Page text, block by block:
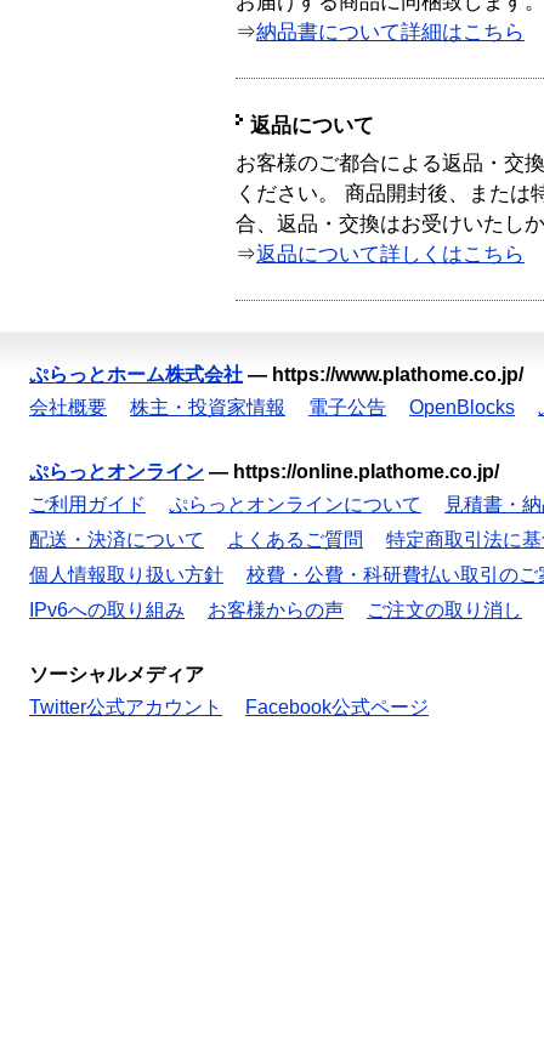
⇒納品書について詳細はこちら
返品について
お客様のご都合による返品・交
ください。 商品開封後、または
合、返品・交換はお受けいたし
⇒返品について詳しくはこちら
ぷらっとホーム株式会社 — https://www.plathome.co.jp/
会社概要
株主・投資家情報 電子公告 OpenBlocks
ぷらっとオンライン — https://online.plathome.co.jp/
ご利用ガイド
ぷらっとオンラインについて
見積書・
配送・決済について
よくあるご質問
特定商取引法に
個人情報取り扱い方針
校費・公費・科研費払い取引のご
IPv6への取り組み
お客様からの声 ご注文の取り消し
ソーシャルメディア
Twitter公式アカウント
Facebook公式ページ